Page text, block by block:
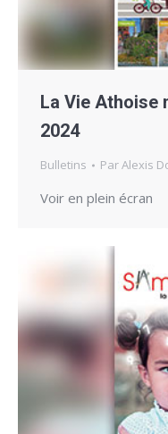
La Vie Athoise
2024
Bulletins ParAlexis
Voir en plein écran